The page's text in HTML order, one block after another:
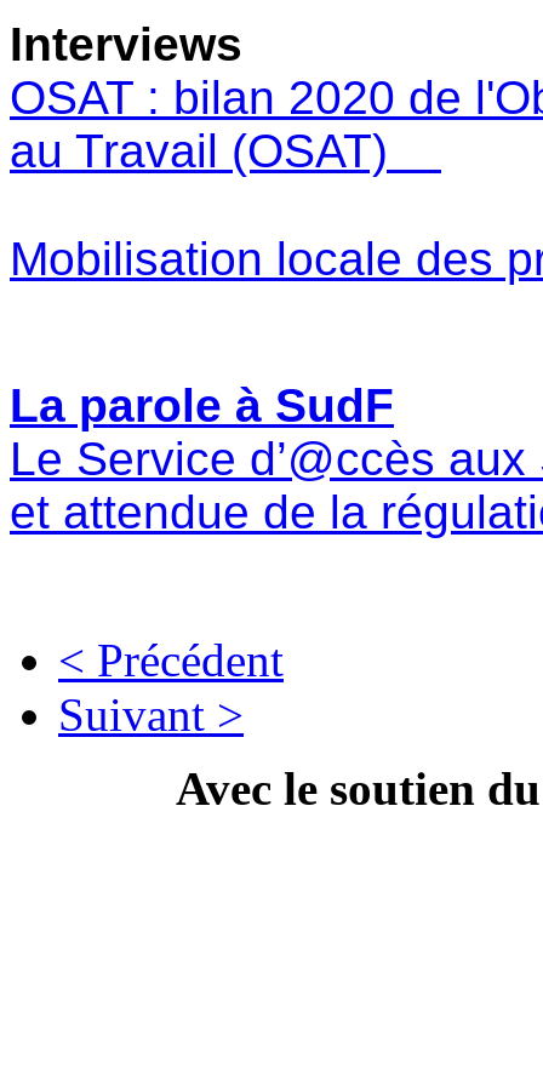
Interviews
OSAT : bilan 2020 de
au Travail (OSAT)
Mobilisation locale des
La parole à SudF
Le Service d’@ccès
et attendue de la
< Précédent
Suivant >
Avec le soutien